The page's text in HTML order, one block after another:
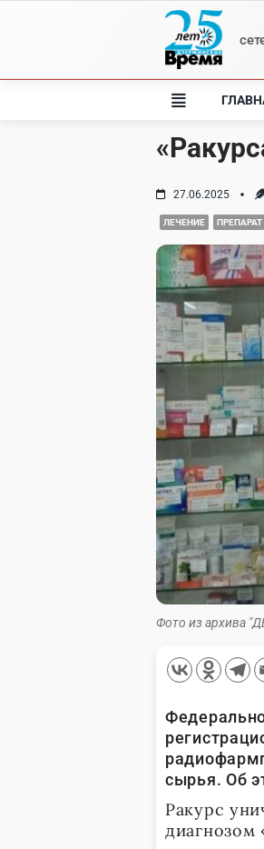
27.06.2025
ЛЕЧЕНИЕ ПРЕПАРАТ
Фото из архива
сырья. Об
Ракурс
диагнозом